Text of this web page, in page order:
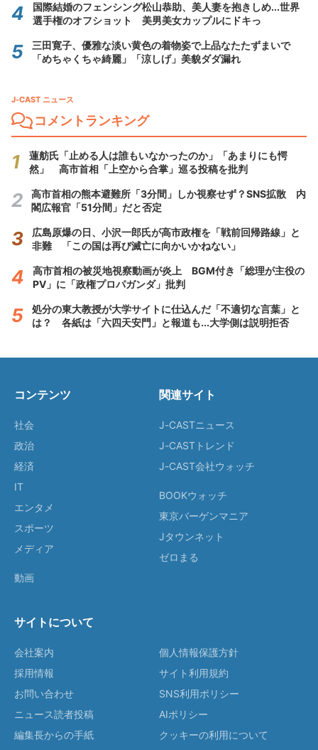
国際結婚のフェンシング松山恭助、美人妻を抱きしめ...世界
選手権のオフショット 美男美女カップルにドキっ
三田寛子、優雅な淡い黄色の着物姿で上品なたたずまいで
「めちゃくちゃ綺麗」「涼しげ」美貌ダダ漏れ
J-CAST ニュース
コメントランキング
蓮舫氏「止める人は誰もいなかったのか」「あまりにも愕
然」 高市首相「上空から合掌」巡る投稿を批判
高市首相の熊本避難所「3分間」しか視察せず？SNS拡散 内
閣広報官「51分間」だと否定
広島原爆の日、小沢一郎氏が高市政権を「戦前回帰路線」と
非難 「この国は再び滅亡に向かいかねない」
高市首相の被災地視察動画が炎上 BGM付き「総理が主役の
PV」に「政権プロパガンダ」批判
処分の東大教授が大学サイトに仕込んだ「不適切な言葉」と
は？ 各紙は「六四天安門」と報道も...大学側は説明拒否
コンテンツ
社会
政治
経済
IT
エンタメ
スポーツ
メディア
動画
関連サイト
J-CASTニュース
J-CASTトレンド
J-CAST会社ウォッチ
BOOKウォッチ
東京バーゲンマニア
Jタウンネット
ゼロまる
サイトについて
会社案内
採用情報
お問い合わせ
ニュース読者投稿
編集長からの手紙
個人情報保護方針
サイト利用規約
SNS利用ポリシー
AIポリシー
クッキーの利用について